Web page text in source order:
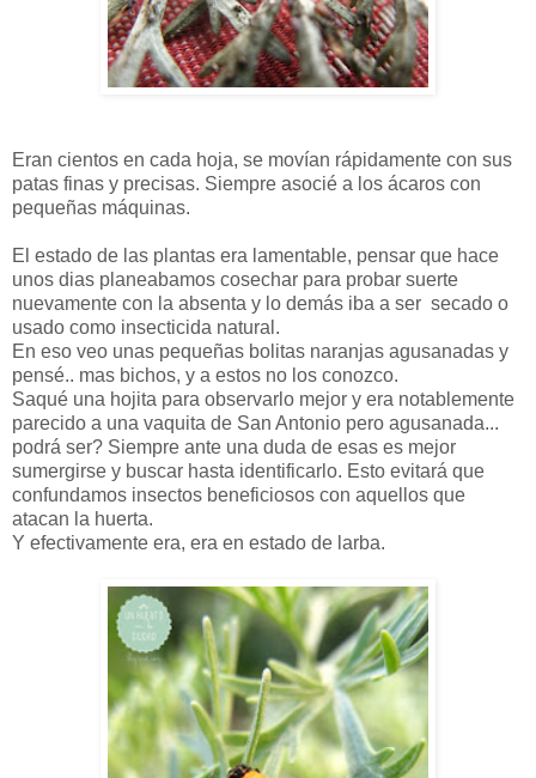
Eran cientos en cada hoja, se movían rápidamente con sus
patas finas y precisas. Siempre asocié a los ácaros con
pequeñas máquinas.
El estado de las plantas era lamentable, pensar que hace
unos dias planeabamos cosechar para probar suerte
nuevamente con la absenta y lo demás iba a ser secado o
usado como insecticida natural.
En eso veo unas pequeñas bolitas naranjas agusanadas y
pensé.. mas bichos, y a estos no los conozco.
Saqué una hojita para observarlo mejor y era notablemente
parecido a una vaquita de San Antonio pero agusanada...
podrá ser? Siempre ante una duda de esas es mejor
sumergirse y buscar hasta identificarlo. Esto evitará que
confundamos insectos beneficiosos con aquellos que
atacan la huerta.
Y efectivamente era, era en estado de larba.